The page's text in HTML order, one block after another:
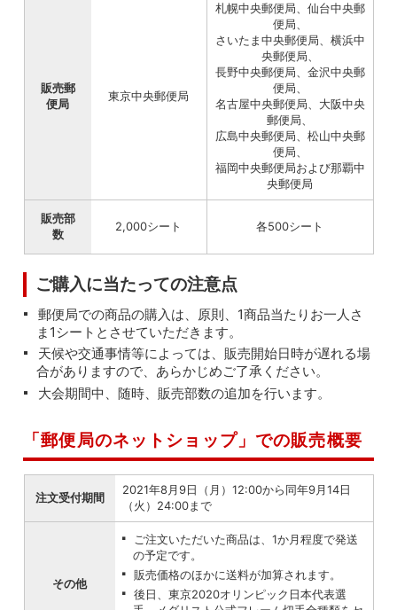
販売郵
便局
東京中央郵便局
札幌中央郵便局、仙台中央郵
便局、
さいたま中央郵便局、横浜中
央郵便局、
長野中央郵便局、金沢中央郵
便局、
名古屋中央郵便局、大阪中央
郵便局、
広島中央郵便局、松山中央郵
便局、
福岡中央郵便局および那覇中
央郵便局
販売部
数
2,000シート 各500シート
ご購入に当たっての注意点
郵便局での商品の購入は、原則、1商品当たりお一人さ
ま1シートとさせていただきます。
天候や交通事情等によっては、販売開始日時が遅れる場
合がありますので、あらかじめご了承ください。
大会期間中、随時、販売部数の追加を行います。
「郵便局のネットショップ」での販売概要
注文受付期間
2021年8月9日（月）12:00から同年9月14日
（火）24:00まで
その他
ご注文いただいた商品は、1か月程度で発送
の予定です。
販売価格のほかに送料が加算されます。
後日、東京2020オリンピック日本代表選